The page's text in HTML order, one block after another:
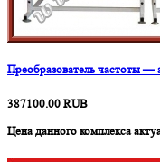
Преобразователь частоты
387100.00 RUB
Цена данного комплекса